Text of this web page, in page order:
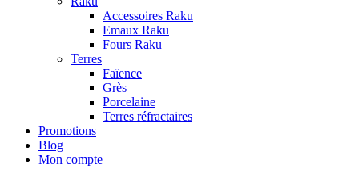
Accessoires Raku
Emaux Raku
Fours Raku
Terres
Faïence
Grès
Porcelaine
Terres réfractaires
Promotions
Blog
Mon compte